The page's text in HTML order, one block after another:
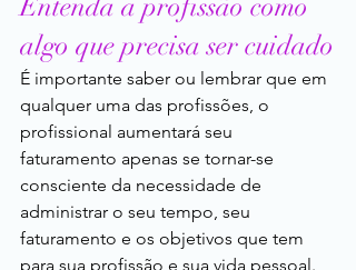
Entenda a profissão como
algo que precisa ser cuidado
É importante saber ou lembrar que em
qualquer uma das profissões, o
profissional aumentará seu
faturamento apenas se tornar-se
consciente da necessidade de
administrar o seu tempo, seu
faturamento e os objetivos que tem
para sua profissão e sua vida pessoal.